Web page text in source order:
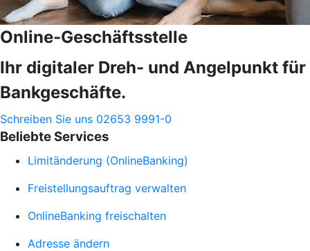
Online-Geschäftsstelle
Ihr digitaler Dreh- und Angelpunkt für
Bankgeschäfte.
Schreiben Sie uns 02653 9991-0
Beliebte Services
Limitänderung (OnlineBanking)
Freistellungsauftrag verwalten
OnlineBanking freischalten
Adresse ändern